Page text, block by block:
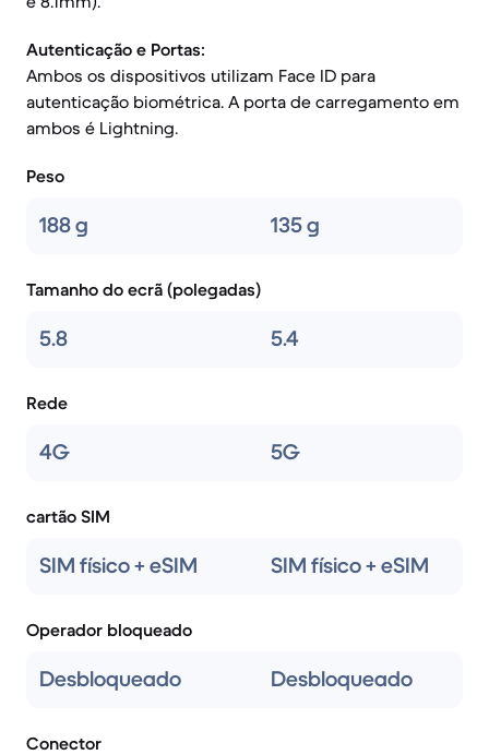
Autenticação e Portas:
Ambos os dispositivos utilizam Face ID para
autenticação biométrica. A porta de carregamento em
ambos é Lightning.
Peso
188 g 135 g
Tamanho do ecrã (polegadas)
5.8 5.4
Rede
4G 5G
cartão SIM
SIM físico + eSIM SIM físico + eSIM
Operador bloqueado
Desbloqueado Desbloqueado
Conector